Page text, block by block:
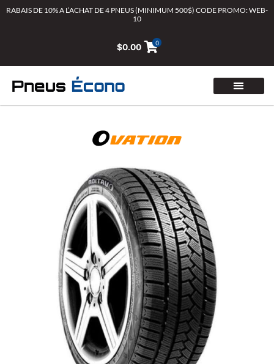
AllerRABAIS DE 10% A L’ACHAT DE 4 PNEUS (MINIMUM 500$) CODE PROMO: WEB-
10
$0.00 0